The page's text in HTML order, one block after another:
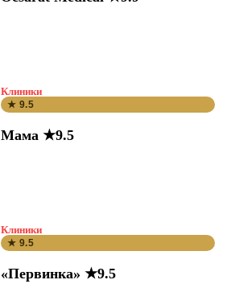
Клиники
★ 9.5
Мама ★9.5
Клиники
★ 9.5
«Первинка» ★9.5